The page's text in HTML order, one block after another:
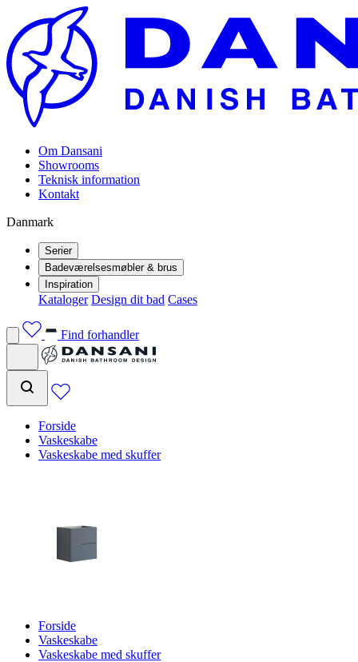
Om Dansani
Showrooms
Teknisk information
Kontakt
Danmark
Serier
Badeværelsesmøbler & brus
Inspiration
Kataloger Design dit bad Cases
Find forhandler
Forside
Vaskeskabe
Vaskeskabe med skuffer
Forside
Vaskeskabe
Vaskeskabe med skuffer